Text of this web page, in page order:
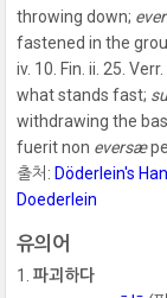
throwing down;
fastened in the
iv. 10. Fin. ii. 25.
what stands fast;
withdrawing the
fuerit non eversæ
출처:Döderlein's
Doederlein
유의어
파괴하다